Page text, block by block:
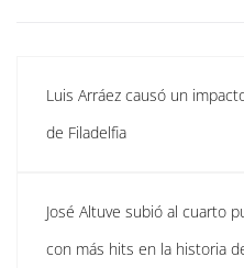
Luis Arráez causó un
de Filadelfia
José Altuve subió al cuarto
con más hits en la historia